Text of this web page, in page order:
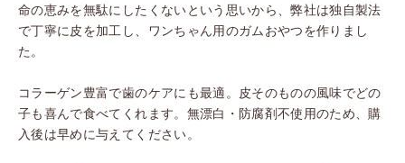
命の恵みを無駄にしたくないという思いから、弊社は独自製法
で丁寧に皮を加工し、ワンちゃん用のガムおやつを作りまし
た。
コラーゲン豊富で歯のケアにも最適。皮そのものの風味でどの
子も喜んで食べてくれます。無漂白・防腐剤不使用のため、購
入後は早めに与えてください。